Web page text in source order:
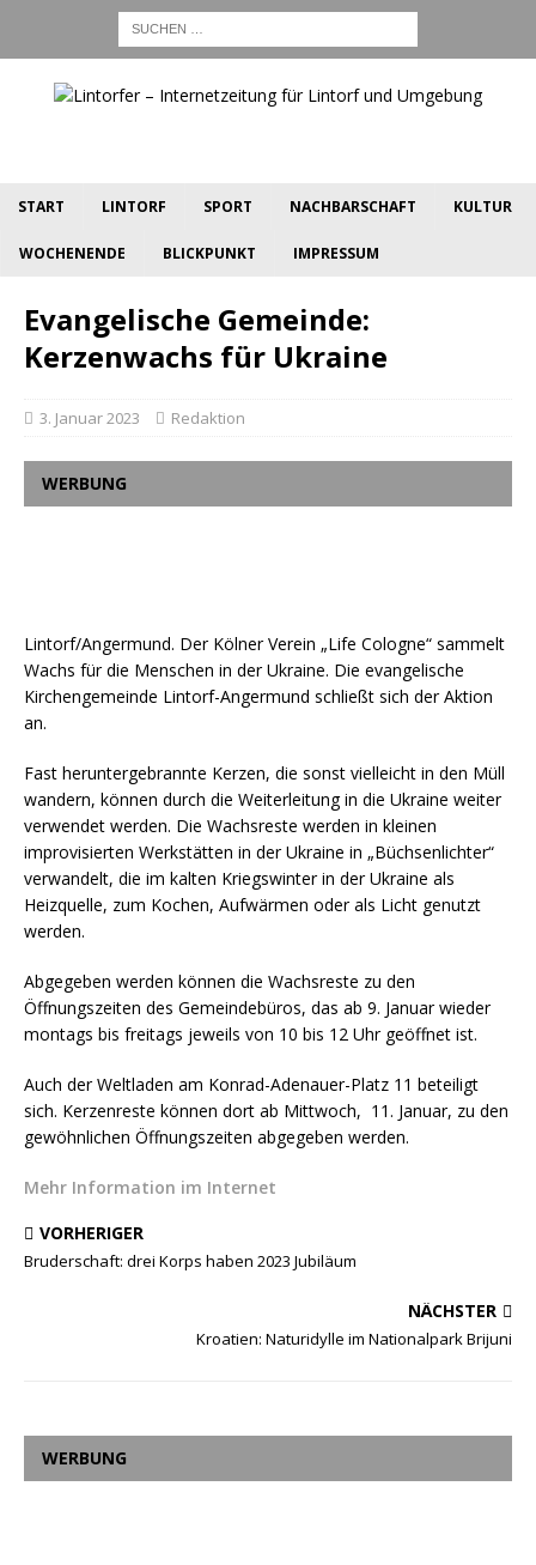
START LINTORF SPORT NACHBARSCHAFT KULTUR
WOCHENENDE BLICKPUNKT IMPRESSUM
Evangelische Gemeinde:
Kerzenwachs für Ukraine
3. Januar 2023 Redaktion
WERBUNG
Lintorf/Angermund. Der Kölner Verein „Life Cologne“ sammelt
Wachs für die Menschen in der Ukraine. Die evangelische
Kirchengemeinde Lintorf-Angermund schließt sich der Aktion
an.
Fast heruntergebrannte Kerzen, die sonst vielleicht in den Müll
wandern, können durch die Weiterleitung in die Ukraine weiter
verwendet werden. Die Wachsreste werden in kleinen
improvisierten Werkstätten in der Ukraine in „Büchsenlichter“
verwandelt, die im kalten Kriegswinter in der Ukraine als
Heizquelle, zum Kochen, Aufwärmen oder als Licht genutzt
werden.
Abgegeben werden können die Wachsreste zu den
Öffnungszeiten des Gemeindebüros, das ab 9. Januar wieder
montags bis freitags jeweils von 10 bis 12 Uhr geöffnet ist.
Auch der Weltladen am Konrad-Adenauer-Platz 11 beteiligt
sich. Kerzenreste können dort ab Mittwoch, 11. Januar, zu den
gewöhnlichen Öffnungszeiten abgegeben werden.
Mehr Information im Internet
VORHERIGER
Bruderschaft: drei Korps haben 2023 Jubiläum
NÄCHSTER
Kroatien: Naturidylle im Nationalpark Brijuni
WERBUNG